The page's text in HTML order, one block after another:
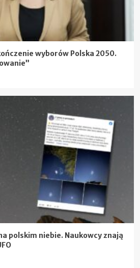
wyborów Polska 2050.
polskim niebie. Naukowcy znają